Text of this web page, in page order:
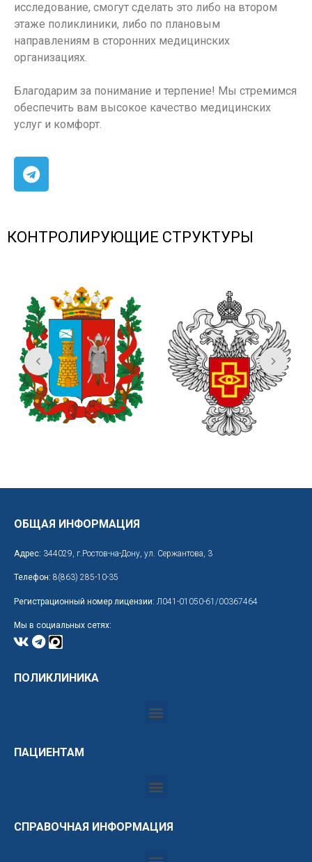
исследование, смогут сделать это либо на втором
этаже поликлиники, либо по плановым
направлениям в сторонних медицинских
организациях.
Благодарим за понимание и терпение! Мы стремимся
обеспечить вам высокое качество медицинских
услуг и комфорт.
КОНТРОЛИРУЮЩИЕ СТРУКТУРЫ
ОБЩАЯ ИНФОРМАЦИЯ
Адрес: 344029, г.Ростов-на-Дону, ул. Сержантова, 3
Телефон: 8(863) 285-10-35
Регистрационный номер лицензии: Л041-01050-61/00367464
Мы в социальных сетях:
ПОЛИКЛИНИКА
ПАЦИЕНТАМ
СПРАВОЧНАЯ ИНФОРМАЦИЯ